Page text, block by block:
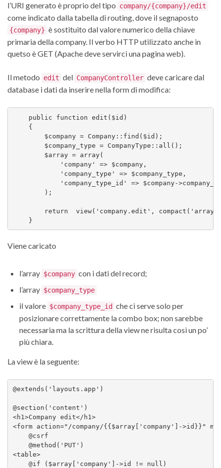
l’URI generato è proprio del tipo company/{company}/edit
come indicato dalla tabella di routing, dove il segnaposto
{company} è sostituito dal valore numerico della chiave
primaria della company. Il verbo HTTP utilizzato anche in
quetso è GET (Apache deve servirci una pagina web).
Il metodo edit del CompanyController deve caricare dal
database i dati da inserire nella form di modifica:
    public function edit($id)
    {
        $company = Company::find($id);
        $company_type = CompanyType::all();
        $array = array(
            'company' => $company,
            'company_type' => $company_type,
'company_type_id' => $company-
        );
return  view('company.edit',
Viene caricato
l’array $company con i dati del record;
l’array $company_type
il valore $company_type_id che ci serve solo per
posizionare correttamente la combo box; non sarebbe
necessaria ma la scrittura della view ne risulta così un po’
più chiara.
La view è la seguente:
@extends('layouts.app')
@section('content')
<h1>Company edit</h1>
<form action="/company/{{$array['company']->id}}"
    @csrf
    @method('PUT')
<table>
    @if ($array['company']->id != null)